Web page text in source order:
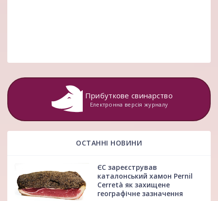
Прибуткове свинарство
Електронна версія журналу
ОСТАННІ НОВИНИ
ЄС зареєстрував
каталонський хамон Pernil
Cerretà як захищене
географічне зазначення